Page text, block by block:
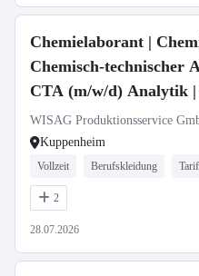
Chemielaborant |
Chemisch-technischer
CTA (m/w/d) Analytik
Wechselschicht
WISAG Produktionsservice
Kuppenheim
Vollzeit Berufskleidung
2
28.07.2026